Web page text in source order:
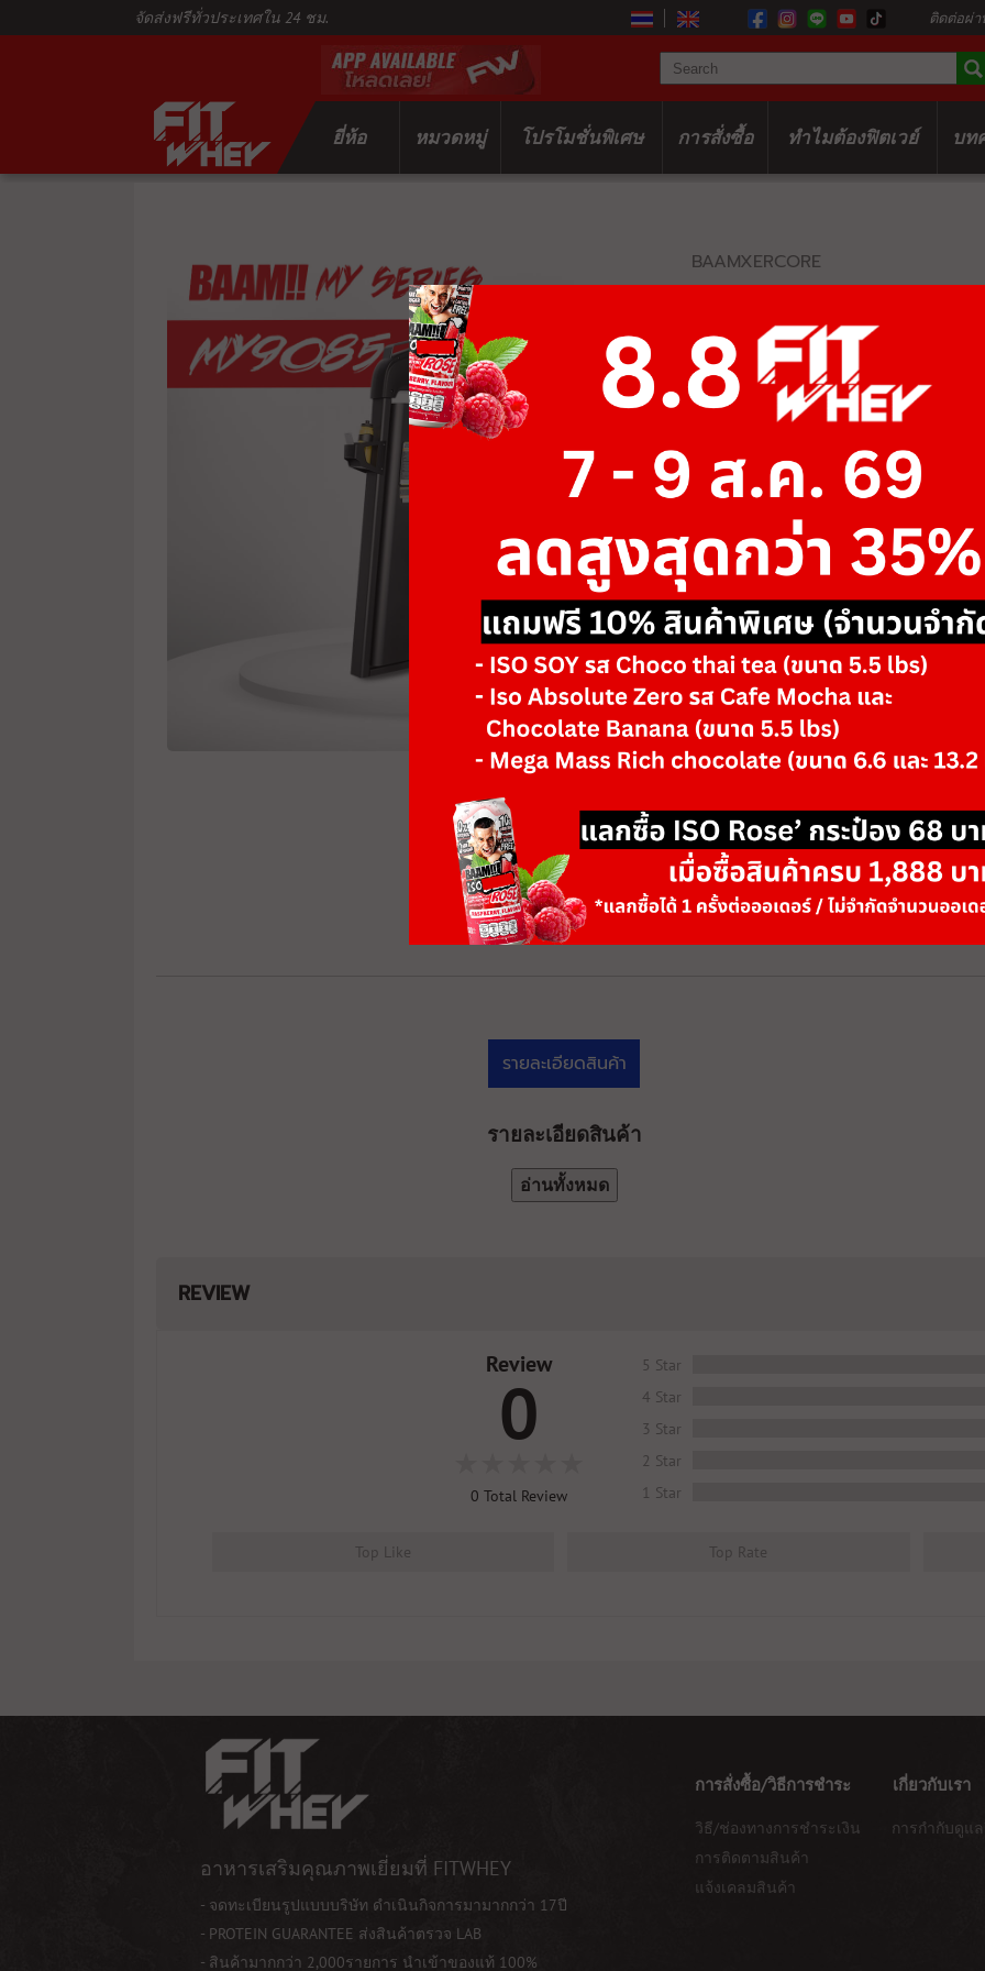
จัดส่งฟรีทั่วประเทศใน 24 ชม. ติดต่อผ่า
ยี่ห้อ หมวดหมู่ โปรโมชั่นพิเศษ การสั่งซื้อ ทำไมต้องฟิตเวย์ บท
BAAMXERCORE
MY9085 45
EXTENSION
฿33,150
ขนาด -
รสชาติ/ตัวเลือก Black Flame &
จำนวน - +
วันหมดอายุ: 06/28
เพิ่มลงตะกร้า
รายละเอียดสินค้า
รายละเอียดสินค้า
อ่านทั้งหมด
REVIEW
Review
0
0 Total Review
5 Star
4 Star
3 Star
2 Star
1 Star
Top Like Top Rate
อาหารเสริมคุณภาพเยี่ยมที่ FITWHEY
- จดทะเบียนรูปแบบบริษัท ดำเนินกิจการมามากกว่า 17ปี
- PROTEIN GUARANTEE ส่งสินค้าตรวจ LAB
- สินค้ามากกว่า 2,000รายการ นำเข้าของแท้ 100%
การสั่งซื้อ/วิธีการชำระ เกี่ยวกับเรา
วิธี/ช่องทางการชำระเงิน
การติดตามสินค้า
แจ้งเคลมสินค้า
การกำกับดูแ